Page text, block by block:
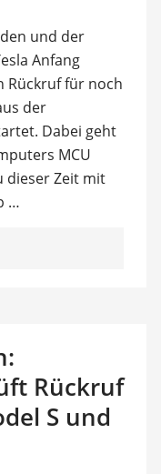
und der
Anfang
Rückruf für noch
der
Dabei geht
MCU
dieser Zeit mit
…
Rückruf
S und